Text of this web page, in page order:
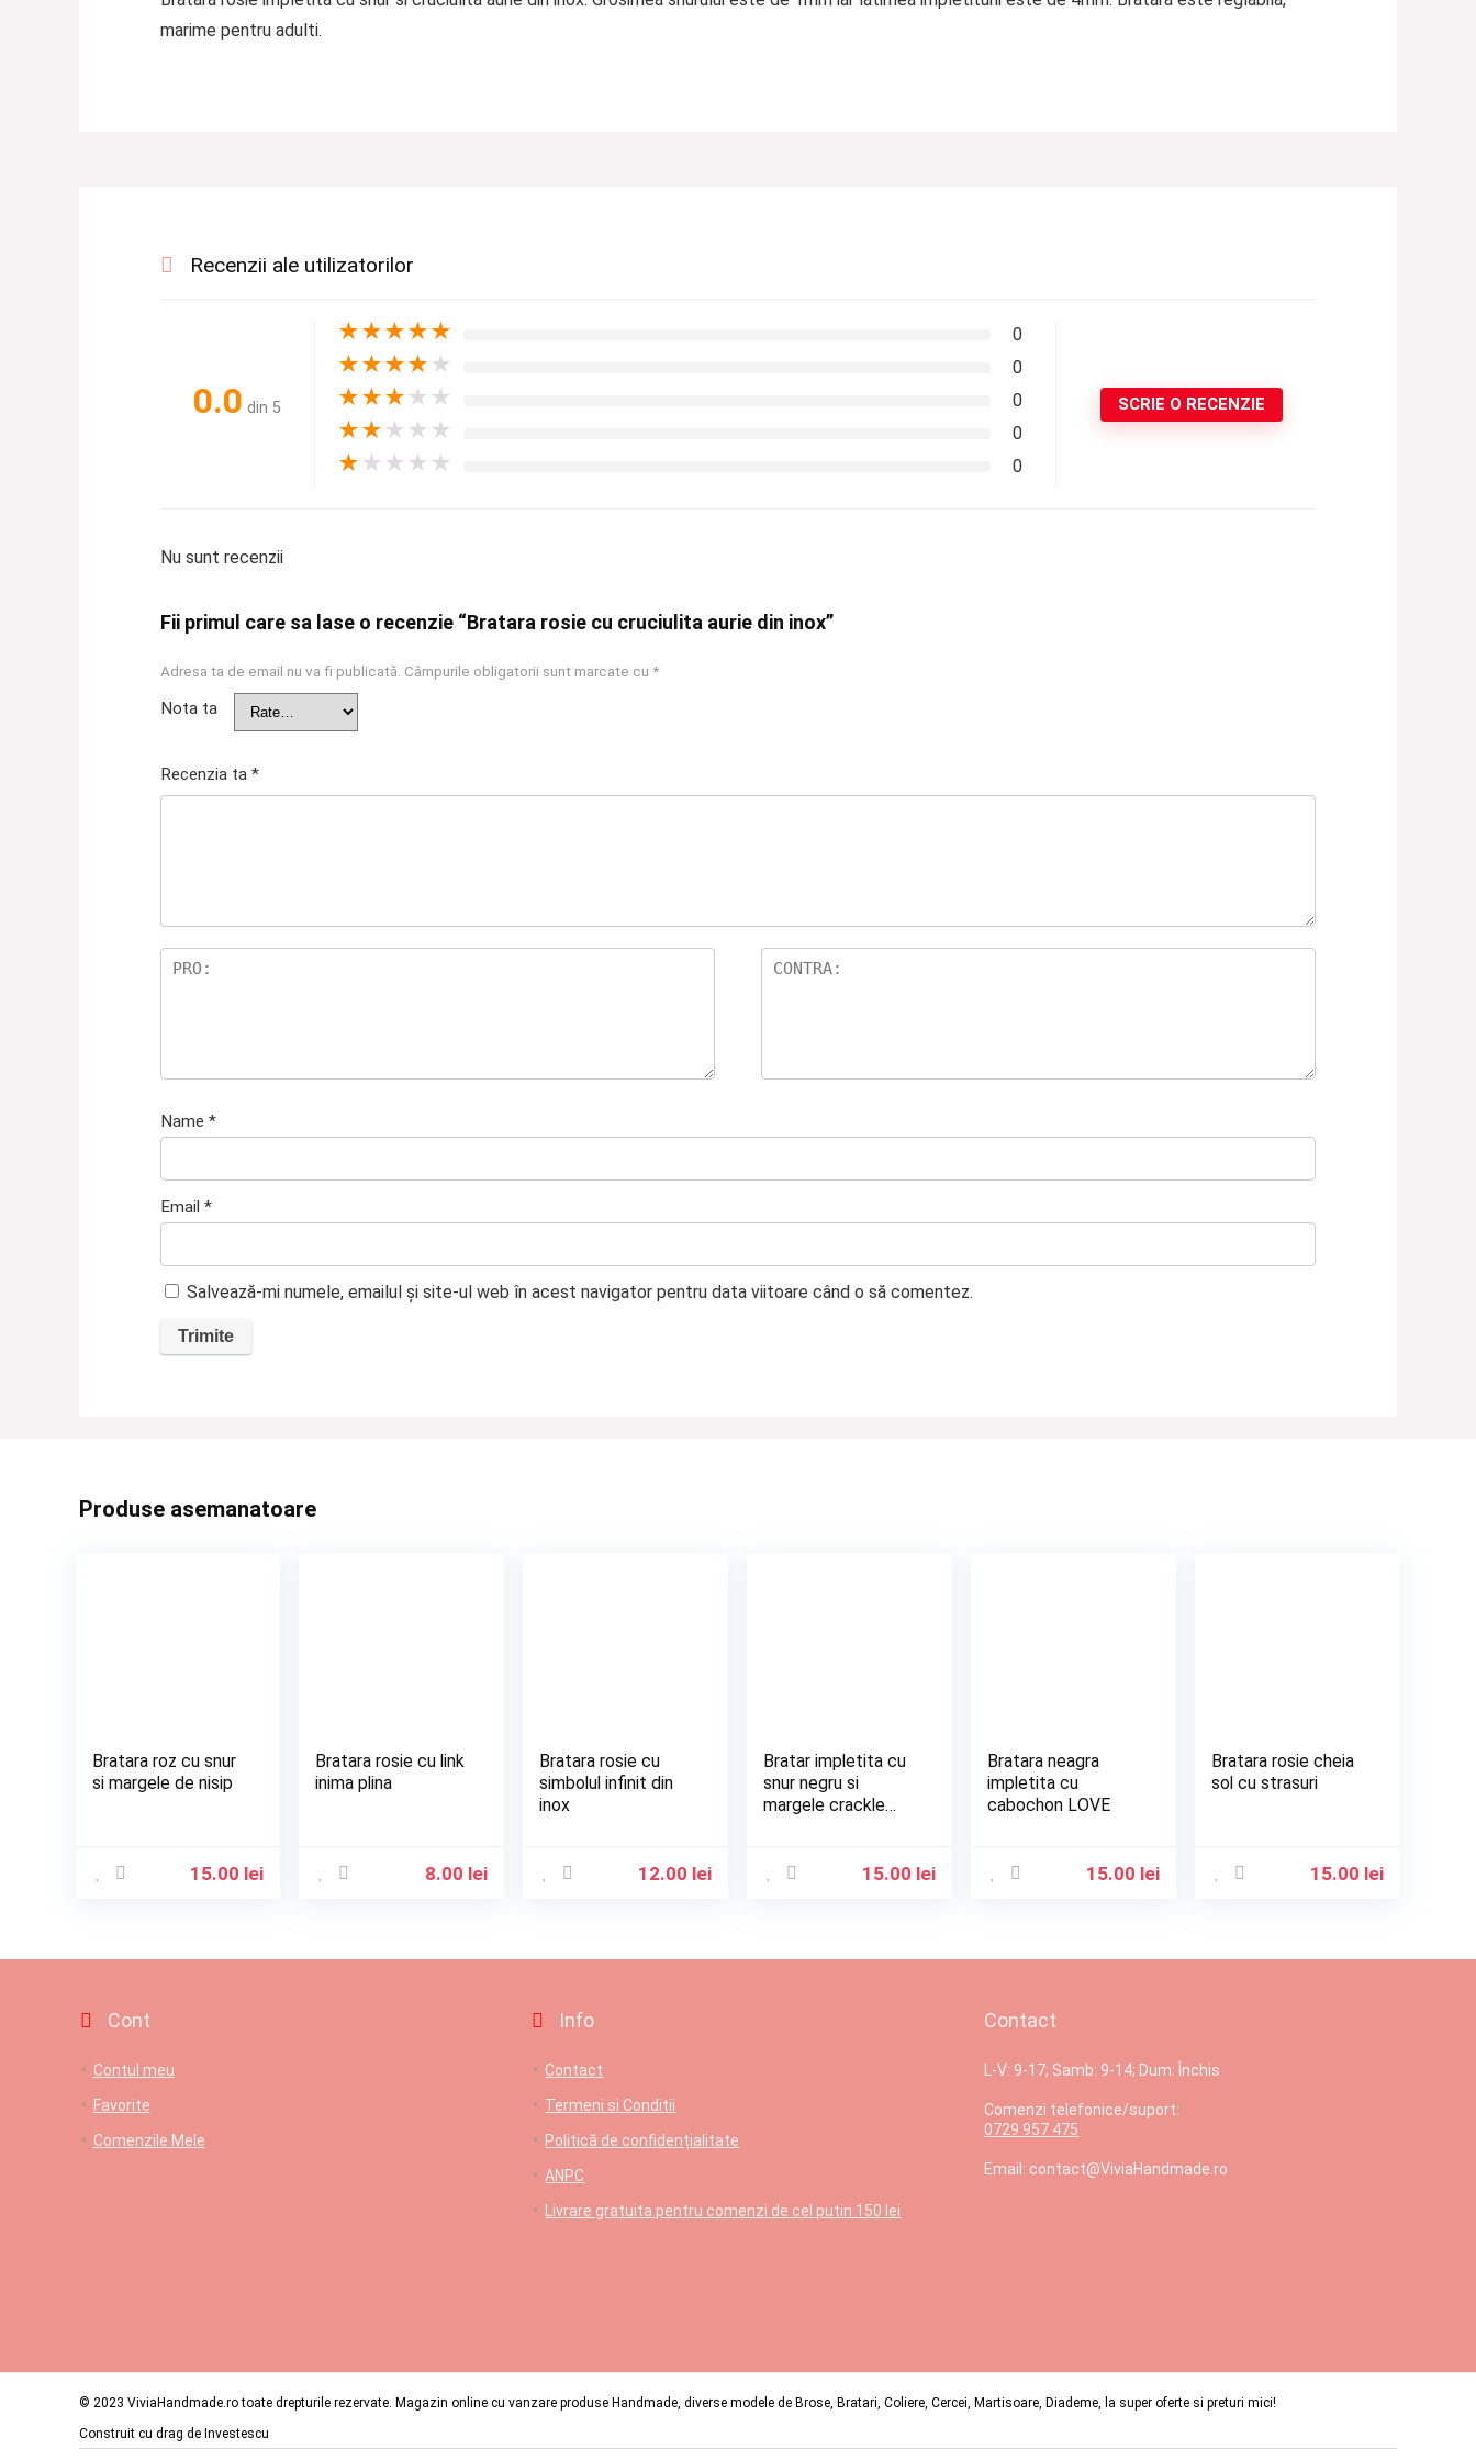
marime pentru adulti.
Recenzii ale utilizatorilor
0.0 din 5
★★★★★ 0
★★★★ ★ 0
★★★ ★ ★ 0
★★ ★ ★ ★ 0
★ ★ ★ ★ ★ 0
SCRIE O RECENZIE
Nu sunt recenzii
Fii primul care sa lase o recenzie “Bratara rosie cu cruciulita aurie din inox”
Adresa ta de email nu va fi publicată. Câmpurile obligatorii sunt marcate cu *
Nota ta
Recenzia ta *
Name *
Email *
Salvează-mi numele, emailul și site-ul web în acest navigator pentru data viitoare când o să comentez.
Produse asemanatoare
Bratara roz cu snur
si margele de nisip
15.00 lei
Bratara rosie cu link
inima plina
8.00 lei
Bratara rosie cu
simbolul infinit din
inox
12.00 lei
Bratar impletita cu
snur negru si
margele crackle
15.00 lei
Bratara neagra
impletita cu
cabochon LOVE
15.00 lei
Bratara rosie cheia
sol cu strasuri
15.00 lei
Cont
Contul meu
Favorite
Comenzile Mele
Info
Contact
Termeni si Conditii
Politică de confidențialitate
ANPC
Livrare gratuita pentru comenzi de cel putin 150 lei
Contact
L-V: 9-17; Samb: 9-14; Dum: Închis
Comenzi telefonice/suport:
0729 957 475
Email: contact@ViviaHandmade.ro
© 2023 ViviaHandmade.ro toate drepturile rezervate. Magazin online cu vanzare produse Handmade, diverse modele de Brose, Bratari, Coliere, Cercei, Martisoare, Diademe, la super oferte si preturi mici!
Construit cu drag de Investescu